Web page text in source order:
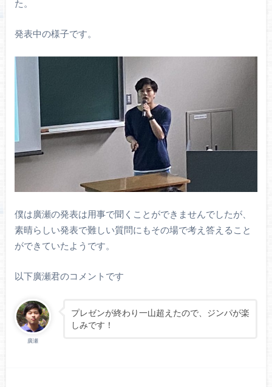
た。
発表中の様子です。
僕は廣瀬の発表は用事で聞くことができませんでしたが、
素晴らしい発表で難しい質問にもその場で考え答えること
ができていたようです。
以下廣瀬君のコメントです
廣瀬
プレゼンが終わり一山超えたので、ジンパが楽
しみです！